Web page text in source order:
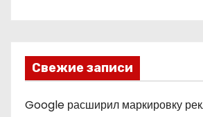
Свежие записи
Google расширил маркировку